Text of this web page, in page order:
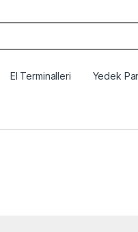
El Terminalleri Yedek